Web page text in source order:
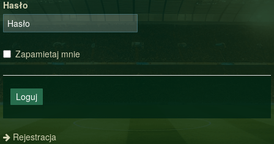
Hasło
Zapamietaj mnie
Loguj
Rejestracja